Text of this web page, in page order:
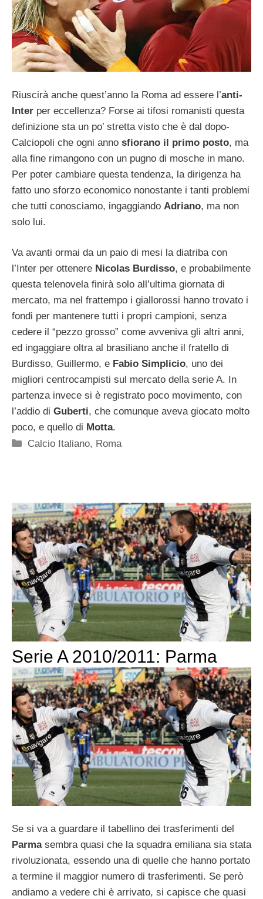
Riuscirà anche quest’anno la Roma ad essere l’anti-
Inter per eccellenza? Forse ai tifosi romanisti questa
definizione sta un po’ stretta visto che è dal dopo-
Calciopoli che ogni anno sfiorano il primo posto, ma
alla fine rimangono con un pugno di mosche in mano.
Per poter cambiare questa tendenza, la dirigenza ha
fatto uno sforzo economico nonostante i tanti problemi
che tutti conosciamo, ingaggiando Adriano, ma non
solo lui.
Va avanti ormai da un paio di mesi la diatriba con
l’Inter per ottenere Nicolas Burdisso, e probabilmente
questa telenovela finirà solo all’ultima giornata di
mercato, ma nel frattempo i giallorossi hanno trovato i
fondi per mantenere tutti i propri campioni, senza
cedere il “pezzo grosso” come avveniva gli altri anni,
ed ingaggiare oltra al brasiliano anche il fratello di
Burdisso, Guillermo, e Fabio Simplicio, uno dei
migliori centrocampisti sul mercato della serie A. In
partenza invece si è registrato poco movimento, con
l’addio di Guberti, che comunque aveva giocato molto
poco, e quello di Motta.
Categorie
Calcio Italiano, Roma
Serie A 2010/2011: Parma
Se si va a guardare il tabellino dei trasferimenti del
Parmasembra quasi che la squadra emiliana sia stata
rivoluzionata, essendo una di quelle che hanno portato
a termine il maggior numero di trasferimenti. Se però
andiamo a vedere chi è arrivato, si capisce che quasi